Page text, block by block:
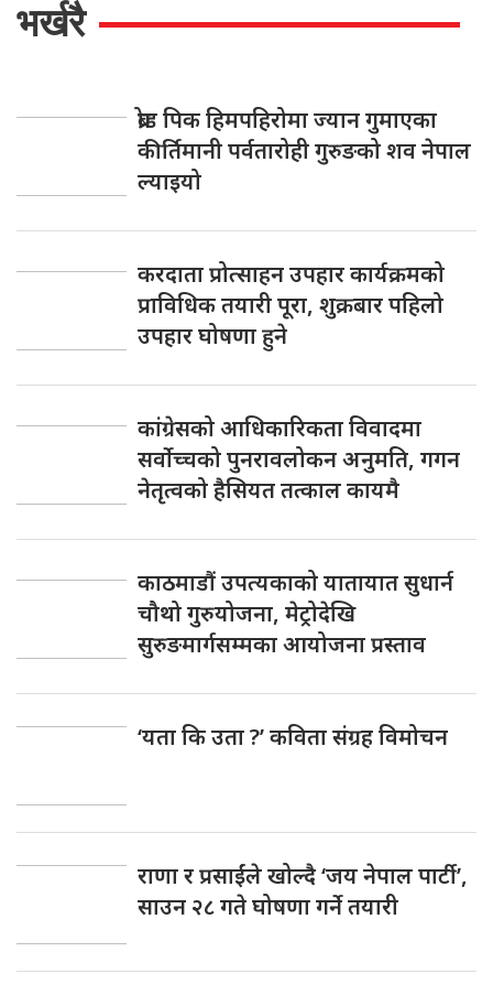
भर्खरै
ब्रोड पिक हिमपहिरोमा ज्यान गुमाएका
कीर्तिमानी पर्वतारोही गुरुङको शव नेपाल
ल्याइयो
करदाता प्रोत्साहन उपहार कार्यक्रमको
प्राविधिक तयारी पूरा, शुक्रबार पहिलो
उपहार घोषणा हुने
कांग्रेसको आधिकारिकता विवादमा
सर्वोच्चको पुनरावलोकन अनुमति, गगन
नेतृत्वको हैसियत तत्काल कायमै
काठमाडौं उपत्यकाको यातायात सुधार्न
चौथो गुरुयोजना, मेट्रोदेखि
सुरुङमार्गसम्मका आयोजना प्रस्ताव
‘यता कि उता ?’ कविता संग्रह विमोचन
राणा र प्रसाईंले खोल्दै ‘जय नेपाल पार्टी’,
साउन २८ गते घोषणा गर्ने तयारी